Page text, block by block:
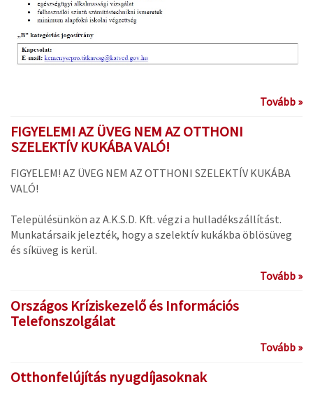
Tovább »
FIGYELEM! AZ ÜVEG NEM AZ OTTHONI
SZELEKTÍV KUKÁBA VALÓ!
FIGYELEM! AZ ÜVEG NEM AZ OTTHONI SZELEKTÍV KUKÁBA
VALÓ!
Településünkön az A.K.S.D. Kft. végzi a hulladékszállítást.
Munkatársaik jelezték, hogy a szelektív kukákba öblösüveg
és síküveg is kerül.
Tovább »
Országos Kríziskezelő és Információs
Telefonszolgálat
Tovább »
Otthonfelújítás nyugdíjasoknak